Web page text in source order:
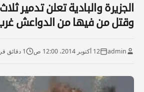
الجزيرة والبادية تعلن تدمير
وقتل من فيها من الدواعش
admin 12 أكتوبر 2014، 12:00 ص 1 دقائق قراءة